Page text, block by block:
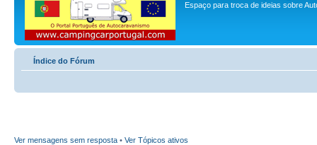
Espaço para troca de ideias sobre
Índice do Fórum
Ver mensagens sem resposta • Ver Tópicos ativos